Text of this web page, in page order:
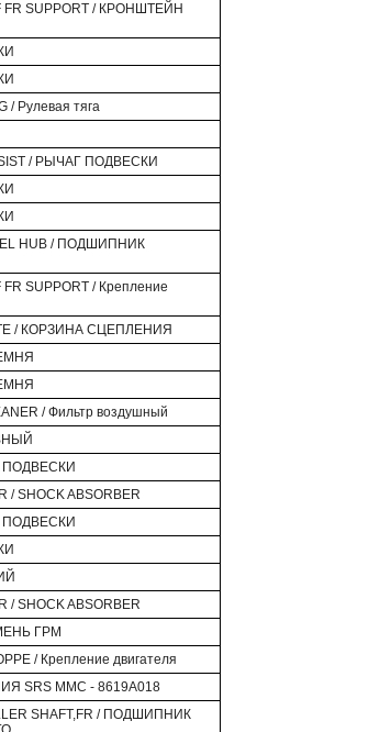
FR SUPPORT / КРОНШТЕЙН
/ Рулевая тяга
/ РЫЧАГ ПОДВЕСКИ
HUB / ПОДШИПНИК
FR SUPPORT / Крепление
/ КОРЗИНА СЦЕПЛЕНИЯ
/ Фильтр воздушный
/ SHOCK ABSORBER
/ SHOCK ABSORBER
ГРМ
/ Крепление двигателя
SRS MMC - 8619A018
SHAFT,FR / ПОДШИПНИК